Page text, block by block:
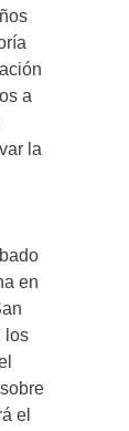
a
la
en
los
el